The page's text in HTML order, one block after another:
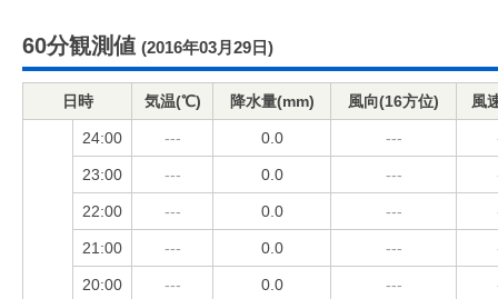
60分観測値 (2016年03月29日)
日時 気温(℃) 降水量(mm) 風向(16方位) 風
24:00 --- 0.0 ---
23:00 --- 0.0 ---
22:00 --- 0.0 ---
21:00 --- 0.0 ---
20:00 --- 0.0 ---